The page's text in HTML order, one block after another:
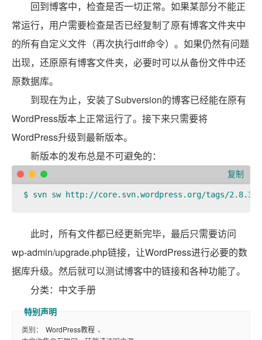
回到博客中，检查是否一切正常。如果某部分不能正
常运行，用户需要检查是否已经复制了原有博客文件夹中
的所有自定义文件（再次执行diff命令）。如果仍然有问题
出现，还原原有博客文件夹，必要时可以从备份文件中还
原数据库。
到现在为止，安装了Subversion的博客已经能在原有
WordPress版本上正常运行了。接下来只需要将
WordPress升级到最新版本。
新版本的发布总是不可避免的：
$ svn sw http://core.svn.wordpress.org/tags/
复制
此时，所有文件都已经更新完毕，最后只需要访问
wp-admin/upgrade.php链接，让WordPress进行必要的数
据库升级。然后就可以测试博客中的链接和各种功能了。
分类：中文手册
类别： WordPress教程 、